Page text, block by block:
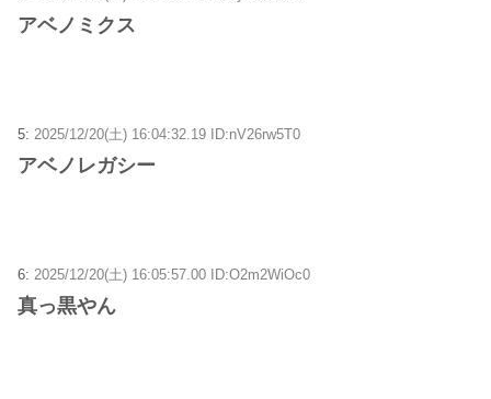
アベノミクス
5: 2025/12/20(土) 16:04:32.19 ID:nV26rw5T0
アベノレガシー
6: 2025/12/20(土) 16:05:57.00 ID:O2m2WiOc0
真っ黒やん